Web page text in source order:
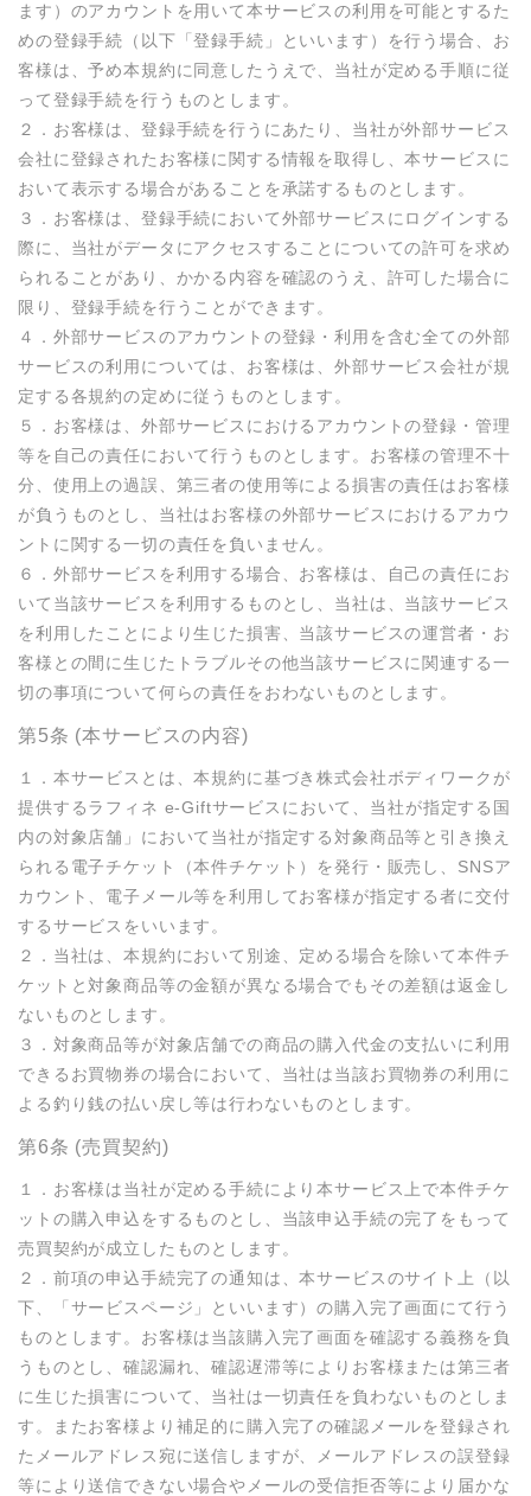
ます）のアカウントを用いて本サービスの利用を可能とするた
めの登録手続（以下「登録手続」といいます）を行う場合、お
客様は、予め本規約に同意したうえで、当社が定める手順に従
って登録手続を行うものとします。
２．お客様は、登録手続を行うにあたり、当社が外部サービス
会社に登録されたお客様に関する情報を取得し、本サービスに
おいて表示する場合があることを承諾するものとします。
３．お客様は、登録手続において外部サービスにログインする
際に、当社がデータにアクセスすることについての許可を求め
られることがあり、かかる内容を確認のうえ、許可した場合に
限り、登録手続を行うことができます。
４．外部サービスのアカウントの登録・利用を含む全ての外部
サービスの利用については、お客様は、外部サービス会社が規
定する各規約の定めに従うものとします。
５．お客様は、外部サービスにおけるアカウントの登録・管理
等を自己の責任において行うものとします。お客様の管理不十
分、使用上の過誤、第三者の使用等による損害の責任はお客様
が負うものとし、当社はお客様の外部サービスにおけるアカウ
ントに関する一切の責任を負いません。
６．外部サービスを利用する場合、お客様は、自己の責任にお
いて当該サービスを利用するものとし、当社は、当該サービス
を利用したことにより生じた損害、当該サービスの運営者・お
客様との間に生じたトラブルその他当該サービスに関連する一
切の事項について何らの責任をおわないものとします。
第5条 (本サービスの内容)
１．本サービスとは、本規約に基づき株式会社ボディワークが
提供するラフィネ e-Giftサービスにおいて、当社が指定する国
内の対象店舗」において当社が指定する対象商品等と引き換え
られる電子チケット（本件チケット）を発行・販売し、SNSア
カウント、電子メール等を利用してお客様が指定する者に交付
するサービスをいいます。
２．当社は、本規約において別途、定める場合を除いて本件チ
ケットと対象商品等の金額が異なる場合でもその差額は返金し
ないものとします。
３．対象商品等が対象店舗での商品の購入代金の支払いに利用
できるお買物券の場合において、当社は当該お買物券の利用に
よる釣り銭の払い戻し等は行わないものとします。
第6条 (売買契約)
１．お客様は当社が定める手続により本サービス上で本件チケ
ットの購入申込をするものとし、当該申込手続の完了をもって
売買契約が成立したものとします。
２．前項の申込手続完了の通知は、本サービスのサイト上（以
下、「サービスページ」といいます）の購入完了画面にて行う
ものとします。お客様は当該購入完了画面を確認する義務を負
うものとし、確認漏れ、確認遅滞等によりお客様または第三者
に生じた損害について、当社は一切責任を負わないものとしま
す。またお客様より補足的に購入完了の確認メールを登録され
たメールアドレス宛に送信しますが、メールアドレスの誤登録
等により送信できない場合やメールの受信拒否等により届かな